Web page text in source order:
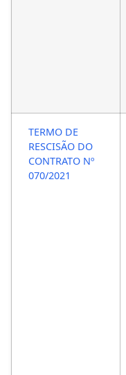
TERMO DE
RESCISÃO DO
CONTRATO Nº
070/2021